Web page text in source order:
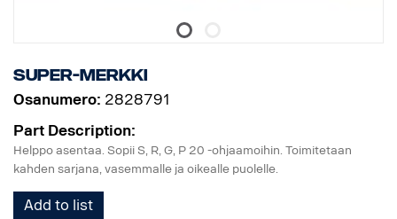
Super-merkki
Osanumero: 2828791
Part Description:
Helppo asentaa. Sopii S, R, G, P 20 -ohjaamoihin. Toimitetaan
kahden sarjana, vasemmalle ja oikealle puolelle.
Add to list